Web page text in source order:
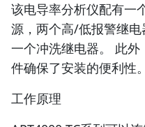
该电导率分析仪配有一
源，两个高/低报警继
一个冲洗继电器。 此
件确保了安装的便利性。
工作原理